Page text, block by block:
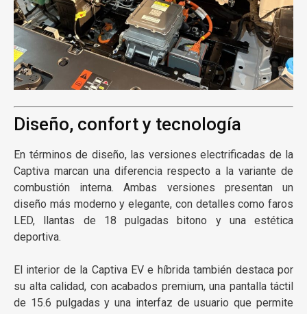
Diseño, confort y tecnología
En términos de diseño, las versiones electrificadas de la
Captiva marcan una diferencia respecto a la variante de
combustión interna. Ambas versiones presentan un
diseño más moderno y elegante, con detalles como faros
LED, llantas de 18 pulgadas bitono y una estética
deportiva.
El interior de la Captiva EV e híbrida también destaca por
su alta calidad, con acabados premium, una pantalla táctil
de 15.6 pulgadas y una interfaz de usuario que permite